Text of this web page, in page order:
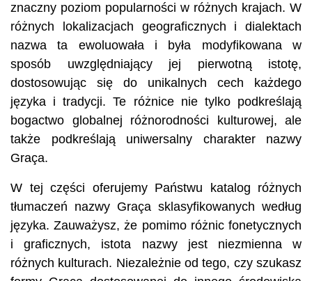
znaczny poziom popularności w różnych krajach. W
różnych lokalizacjach geograficznych i dialektach
nazwa ta ewoluowała i była modyfikowana w
sposób uwzględniający jej pierwotną istotę,
dostosowując się do unikalnych cech każdego
języka i tradycji. Te różnice nie tylko podkreślają
bogactwo globalnej różnorodności kulturowej, ale
także podkreślają uniwersalny charakter nazwy
Graça.
W tej części oferujemy Państwu katalog różnych
tłumaczeń nazwy Graça sklasyfikowanych według
języka. Zauważysz, że pomimo różnic fonetycznych
i graficznych, istota nazwy jest niezmienna w
różnych kulturach. Niezależnie od tego, czy szukasz